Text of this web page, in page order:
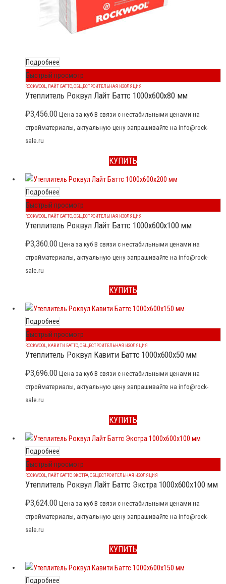
Подробнее
Быстрый просмотр
ROCKWOOL ЛАЙТ БАТТС ОБЩЕСТРОИТЕЛЬНАЯ ИЗОЛЯЦИЯ
Утеплитель Роквул Лайт Баттс 1000x600x80 мм
₽3,456.00 Цена за куб В связи с нестабильными ценами на
стройматериалы, актуальную цену запрашивайте на info@rock-
sale.ru
КУПИТЬ
Подробнее
Быстрый просмотр
ROCKWOOL ЛАЙТ БАТТС ОБЩЕСТРОИТЕЛЬНАЯ ИЗОЛЯЦИЯ
Утеплитель Роквул Лайт Баттс 1000x600x100 мм
₽3,360.00 Цена за куб В связи с нестабильными ценами на
стройматериалы, актуальную цену запрашивайте на info@rock-
sale.ru
КУПИТЬ
Подробнее
Быстрый просмотр
ROCKWOOL КАВИТИ БАТТС ОБЩЕСТРОИТЕЛЬНАЯ ИЗОЛЯЦИЯ
Утеплитель Роквул Кавити Баттс 1000x600x50 мм
₽3,696.00 Цена за куб В связи с нестабильными ценами на
стройматериалы, актуальную цену запрашивайте на info@rock-
sale.ru
КУПИТЬ
Подробнее
Быстрый просмотр
ROCKWOOL ЛАЙТ БАТТС ЭКСТРА ОБЩЕСТРОИТЕЛЬНАЯ ИЗОЛЯЦИЯ
Утеплитель Роквул Лайт Баттс Экстра 1000x600x100 мм
₽3,624.00 Цена за куб В связи с нестабильными ценами на
стройматериалы, актуальную цену запрашивайте на info@rock-
sale.ru
КУПИТЬ
Подробнее